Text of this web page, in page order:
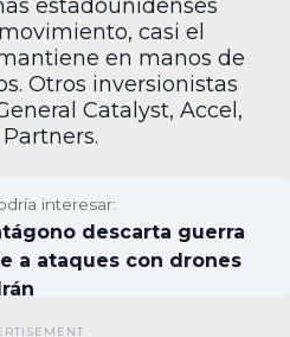
estadounidenses
casi el
en manos de
Otros inversionistas
Catalyst, Accel,
interesar:
descarta guerra
a ataques con drones